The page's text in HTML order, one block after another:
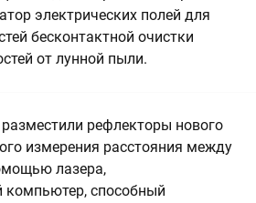
электрических полей для
бесконтактной очистки
от лунной пыли.
разместили рефлекторы нового
измерения расстояния между
лазера,
компьютер, способный